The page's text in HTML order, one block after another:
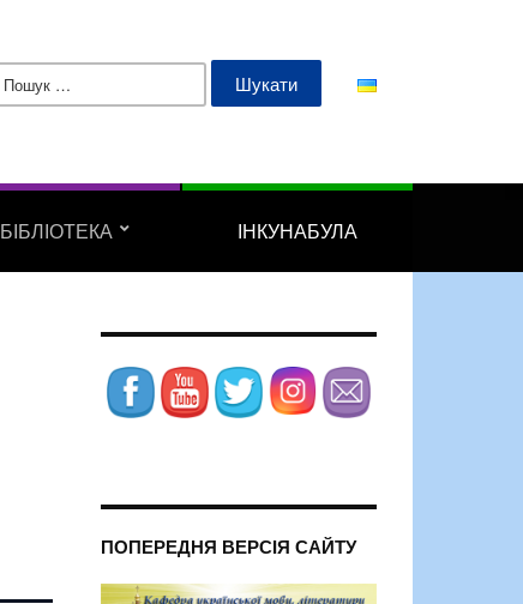
Пошук:
БІБЛІОТЕКА ІНКУНАБУЛА
ПОПЕРЕДНЯ ВЕРСІЯ САЙТУ